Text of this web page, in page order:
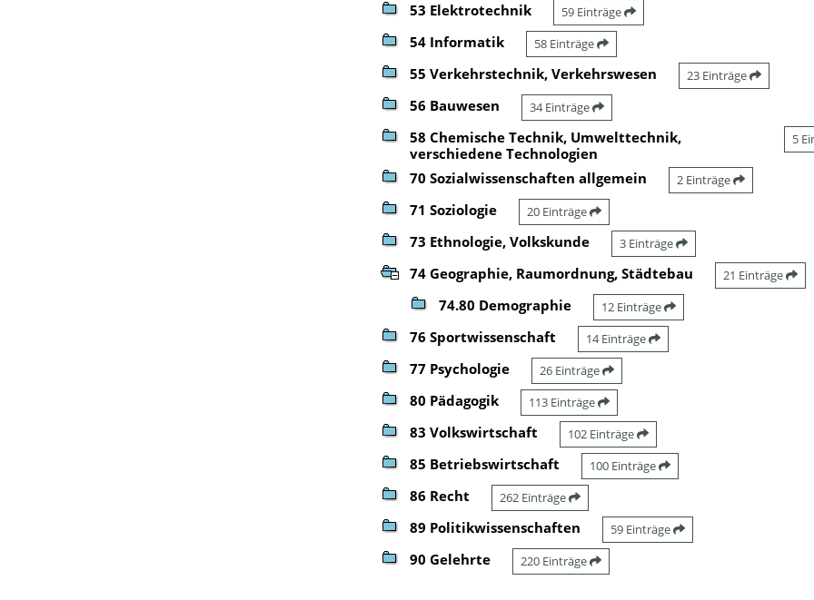
53 Elektrotechnik 59 Einträge
54 Informatik 58 Einträge
55 Verkehrstechnik, Verkehrswesen 23 Einträge
56 Bauwesen 34 Einträge
58 Chemische Technik, Umwelttechnik,
verschiedene Technologien
5
70 Sozialwissenschaften allgemein 2 Einträge
71 Soziologie 20 Einträge
73 Ethnologie, Volkskunde 3 Einträge
74 Geographie, Raumordnung, Städtebau 21 Einträge
74.80 Demographie 12 Einträge
76 Sportwissenschaft 14 Einträge
77 Psychologie 26 Einträge
80 Pädagogik 113 Einträge
83 Volkswirtschaft 102 Einträge
85 Betriebswirtschaft 100 Einträge
86 Recht 262 Einträge
89 Politikwissenschaften 59 Einträge
90 Gelehrte 220 Einträge